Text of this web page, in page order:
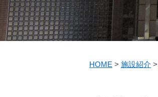
HOME > 施設紹介 >